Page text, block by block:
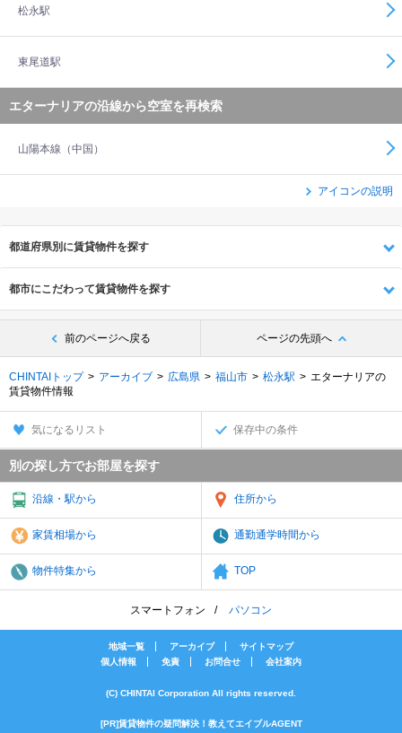
松永駅
東尾道駅
エターナリアの沿線から空室を再検索
山陽本線（中国）
アイコンの説明
都道府県別に賃貸物件を探す
都市にこだわって賃貸物件を探す
前のページへ戻る ページの先頭へ
CHINTAIトップ アーカイブ 広島県 福山市 松永駅
エターナリアの
賃貸物件情報
気になるリスト 保存中の条件
別の探し方でお部屋を探す
沿線・駅から 住所から
家賃相場から 通勤通学時間から
物件特集から TOP
スマートフォン パソコン
地域一覧 アーカイブ
サイトマップ
個人情報
免責 お問合せ 会社案内
(C) CHINTAI Corporation All rights reserved.
[PR]賃貸物件の疑問解決！教えてエイブルAGENT